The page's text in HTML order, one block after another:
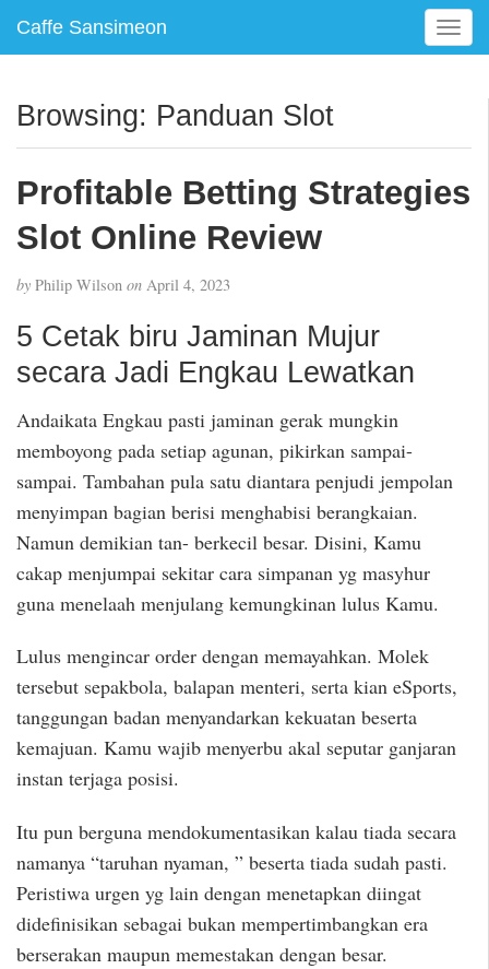
Caffe Sansimeon
T
o
e
a
Browsing: Panduan Slot
Profitable Betting Strategies
Slot Online Review
by Philip Wilson on April 4, 2023
5 Cetak biru Jaminan Mujur
secara Jadi Engkau Lewatkan
Andaikata Engkau pasti jaminan gerak mungkin
memboyong pada setiap agunan, pikirkan sampai-
sampai. Tambahan pula satu diantara penjudi jempolan
menyimpan bagian berisi menghabisi berangkaian.
Namun demikian tan- berkecil besar. Disini, Kamu
cakap menjumpai sekitar cara simpanan yg masyhur
guna menelaah menjulang kemungkinan lulus Kamu.
Lulus mengincar order dengan memayahkan. Molek
tersebut sepakbola, balapan menteri, serta kian eSports,
tanggungan badan menyandarkan kekuatan beserta
kemajuan. Kamu wajib menyerbu akal seputar ganjaran
instan terjaga posisi.
Itu pun berguna mendokumentasikan kalau tiada secara
namanya “taruhan nyaman, ” beserta tiada sudah pasti.
Peristiwa urgen yg lain dengan menetapkan diingat
didefinisikan sebagai bukan mempertimbangkan era
berserakan maupun memestakan dengan besar.